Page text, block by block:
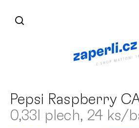
obsah
Pepsi Raspberry
0,33l plech, 24 ks/